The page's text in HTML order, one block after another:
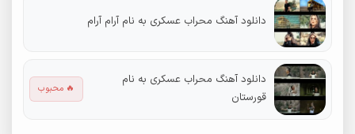
دانلود آهنگ محراب عسکری به نام آرام آرام
دانلود آهنگ محراب عسکری به نام
قورستان
🔥 محبوب